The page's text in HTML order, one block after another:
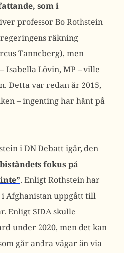
som i
professor Bo Rothstein
räkning
Tanneberg), men
Isabella Lövin, MP – ville
Detta var redan år 2015,
– ingenting har hänt på
i DN Debatt igår, den
fokus på
. Enligt Rothstein har
i Afghanistan uppgått till
Enligt SIDA skulle
under 2020, men det kan
går andra vägar än via